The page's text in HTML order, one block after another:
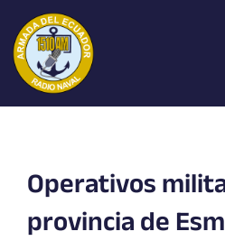
contenido
Operativos
provincia de